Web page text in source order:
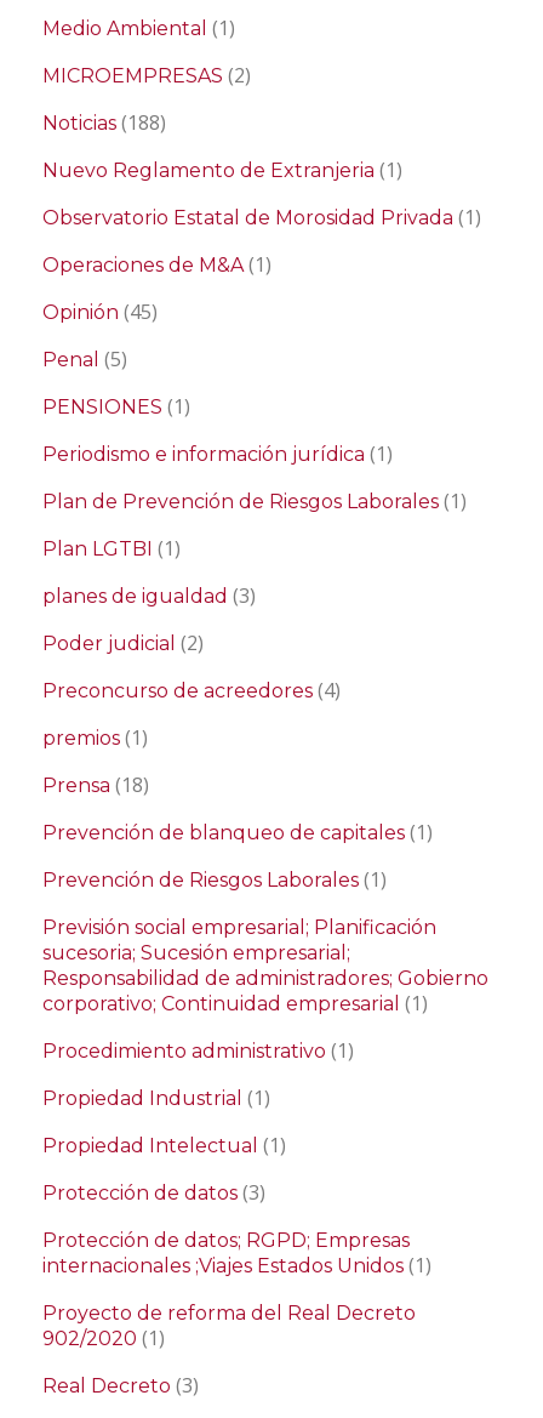
Medio Ambiental (1)
MICROEMPRESAS (2)
Noticias (188)
Nuevo Reglamento de Extranjeria (1)
Observatorio Estatal de Morosidad Privada (1)
Operaciones de M&A(1)
Opinión (45)
Penal (5)
PENSIONES (1)
Periodismo e información jurídica (1)
Plan de Prevención de Riesgos Laborales (1)
Plan LGTBI (1)
planes de igualdad (3)
Poder judicial (2)
Preconcurso de acreedores (4)
premios (1)
Prensa (18)
Prevención de blanqueo de capitales (1)
Prevención de Riesgos Laborales (1)
Previsión social empresarial; Planificación
sucesoria; Sucesión empresarial;
Responsabilidad de administradores; Gobierno
corporativo; Continuidad empresarial (1)
Procedimiento administrativo (1)
Propiedad Industrial (1)
Propiedad Intelectual (1)
Protección de datos (3)
Protección de datos; RGPD; Empresas
internacionales ;Viajes Estados Unidos (1)
Proyecto de reforma del Real Decreto
902/2020 (1)
Real Decreto (3)